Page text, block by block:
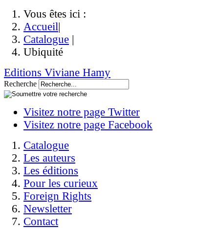
Vous êtes ici :
Accueil|
Catalogue |
Ubiquité
Editions Viviane Hamy
Recherche
Visitez notre page Twitter
Visitez notre page Facebook
Catalogue
Les auteurs
Les éditions
Pour les curieux
Foreign Rights
Newsletter
Contact